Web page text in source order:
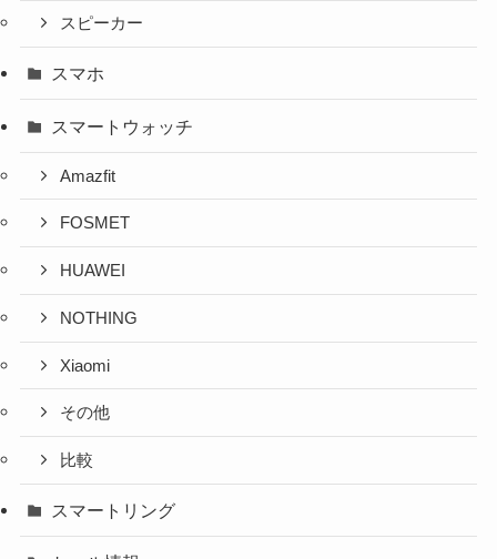
スピーカー
スマホ
スマートウォッチ
Amazfit
FOSMET
HUAWEI
NOTHING
Xiaomi
その他
比較
スマートリング